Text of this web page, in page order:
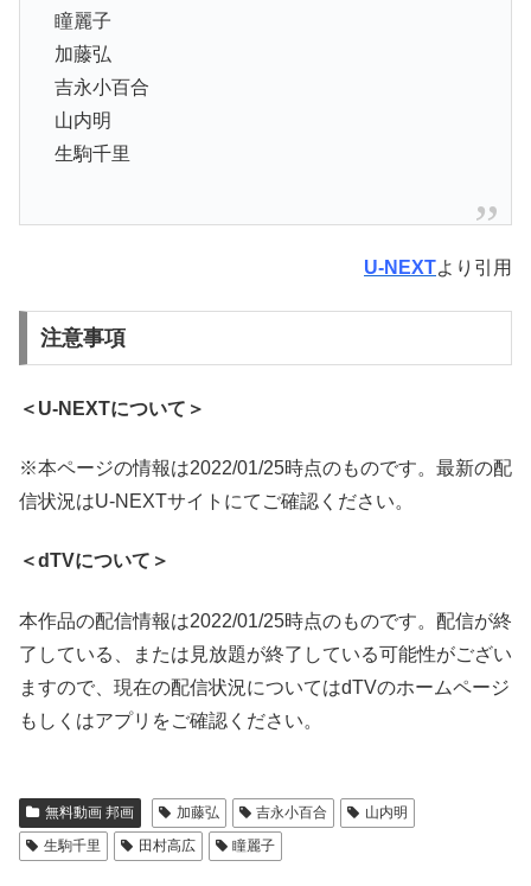
瞳麗子
加藤弘
吉永小百合
山内明
生駒千里
U-NEXTより引用
注意事項
＜U-NEXTについて＞
※本ページの情報は2022/01/25時点のものです。最新の配
信状況はU-NEXTサイトにてご確認ください。
＜dTVについて＞
本作品の配信情報は2022/01/25時点のものです。配信が終
了している、または見放題が終了している可能性がござい
ますので、現在の配信状況についてはdTVのホームページ
もしくはアプリをご確認ください。
無料動画 邦画 加藤弘 吉永小百合
山内明
生駒千里
田村高広 瞳麗子